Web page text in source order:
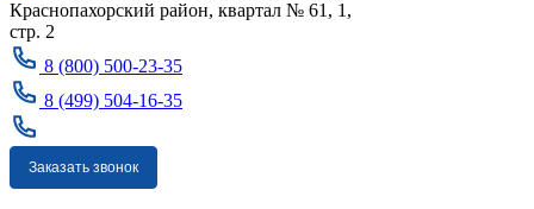
Краснопахорский район, квартал № 61, 1,
стр. 2
8 (800) 500-23-35
8 (499) 504-16-35
Заказать звонок